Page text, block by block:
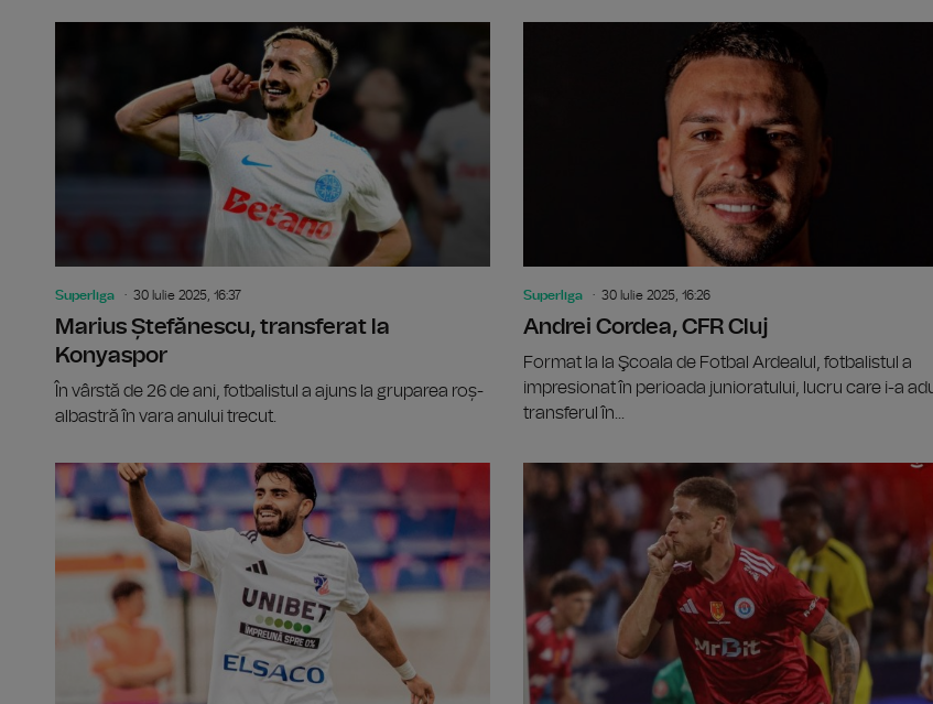
Superliga 30 Iulie 2025, 16:37
Marius Ștefănescu, transferat la
Konyaspor
În vârstă de 26 de ani, fotbalistul a ajuns la gruparea roș-
albastră în vara anului trecut.
Superliga 30 Iulie 2025, 16:26
Andrei Cordea, CFR Cluj
Format la la Şcoala de Fotbal Ardealul, fotbalistul a
impresionat în perioada junioratului, lucru care i-a
transferul în...